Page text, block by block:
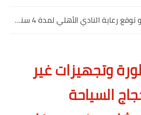
إيلانو توقع رعاية النادي الأهلي لمدة 4 سنوات وتصبح العلامة...
وتجهيزات غير
السياحة